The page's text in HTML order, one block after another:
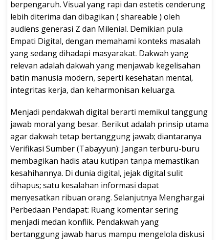
berpengaruh. Visual yang rapi dan estetis cenderung
lebih diterima dan dibagikan ( shareable ) oleh
audiens generasi Z dan Milenial. Demikian pula
Empati Digital, dengan memahami konteks masalah
yang sedang dihadapi masyarakat. Dakwah yang
relevan adalah dakwah yang menjawab kegelisahan
batin manusia modern, seperti kesehatan mental,
integritas kerja, dan keharmonisan keluarga.
Menjadi pendakwah digital berarti memikul tanggung
jawab moral yang besar. Berikut adalah prinsip utama
agar dakwah tetap bertanggung jawab; diantaranya
Verifikasi Sumber (Tabayyun): Jangan terburu-buru
membagikan hadis atau kutipan tanpa memastikan
kesahihannya. Di dunia digital, jejak digital sulit
dihapus; satu kesalahan informasi dapat
menyesatkan ribuan orang. Selanjutnya Menghargai
Perbedaan Pendapat: Ruang komentar sering
menjadi medan konflik. Pendakwah yang
bertanggung jawab harus mampu mengelola diskusi